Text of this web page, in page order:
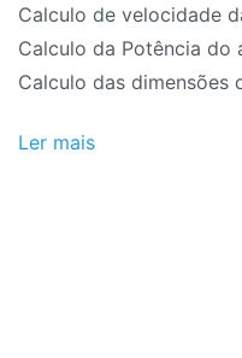
Calculo de velocidade
Calculo da Potência do
Calculo das dimensões
Ler mais